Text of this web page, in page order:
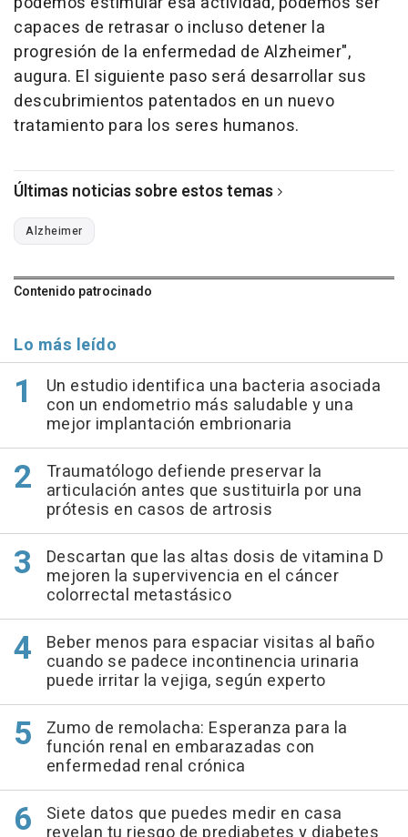
capaces de retrasar o incluso detener la
progresión de la enfermedad de Alzheimer",
augura. El siguiente paso será desarrollar sus
descubrimientos patentados en un nuevo
tratamiento para los seres humanos.
Últimas noticias sobre estos temas
Alzheimer
Contenido patrocinado
Lo más leído
Un estudio identifica una bacteria asociada
con un endometrio más saludable y una
mejor implantación embrionaria
Traumatólogo defiende preservar la
articulación antes que sustituirla por una
prótesis en casos de artrosis
Descartan que las altas dosis de vitamina D
mejoren la supervivencia en el cáncer
colorrectal metastásico
Beber menos para espaciar visitas al baño
cuando se padece incontinencia urinaria
puede irritar la vejiga, según experto
Zumo de remolacha: Esperanza para la
función renal en embarazadas con
enfermedad renal crónica
Siete datos que puedes medir en casa